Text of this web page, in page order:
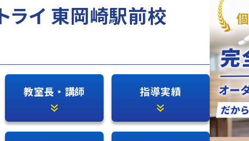
ライ 東岡崎駅前校
教室長・講師 指導実績